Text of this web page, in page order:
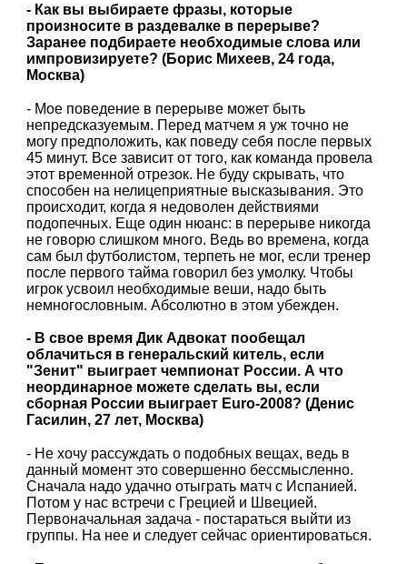
- Как вы выбираете фразы, которые
произносите в раздевалке в перерыве?
Заранее подбираете необходимые слова или
импровизируете? (Борис Михеев, 24 года,
Москва)
- Мое поведение в перерыве может быть
непредсказуемым. Перед матчем я уж точно не
могу предположить, как поведу себя после первых
45 минут. Все зависит от того, как команда провела
этот временной отрезок. Не буду скрывать, что
способен на нелицеприятные высказывания. Это
происходит, когда я недоволен действиями
подопечных. Еще один нюанс: в перерыве никогда
не говорю слишком много. Ведь во времена, когда
сам был футболистом, терпеть не мог, если тренер
после первого тайма говорил без умолку. Чтобы
игрок усвоил необходимые веши, надо быть
немногословным. Абсолютно в этом убежден.
- В свое время Дик Адвокат пообещал
облачиться в генеральский китель, если
"Зенит" выиграет чемпионат России. А что
неординарное можете сделать вы, если
сборная России выиграет Euro-2008? (Денис
Гасилин, 27 лет, Москва)
- Не хочу рассуждать о подобных вещах, ведь в
данный момент это совершенно бессмысленно.
Сначала надо удачно отыграть матч с Испанией.
Потом у нас встречи с Грецией и Швецией.
Первоначальная задача - постараться выйти из
группы. На нее и следует сейчас ориентироваться.